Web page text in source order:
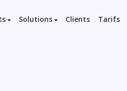
Solutions Clients Tarifs